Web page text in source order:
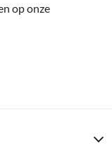
op onze